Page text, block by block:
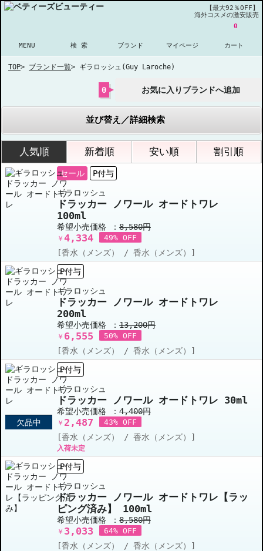
【最大92％OFF】
海外コスメの激安販売
MENU 検 索 ブランド マイページ
0
カート
TOP> ブランド一覧> ギラロッシュ(Guy Laroche)
0 お気に入りブランドへ追加
並び替え／詳細検索
人気順 新着順 安い順 割引順
セール P付与
ギラロッシュ
ドラッカー ノワール オードトワレ
100ml
希望小売価格 ： 8,580円
￥ 4,334 49% OFF
[香水（メンズ） / 香水（メンズ）]
P付与
ギラロッシュ
ドラッカー ノワール オードトワレ
200ml
希望小売価格 ： 13,200円
￥ 6,555 50% OFF
[香水（メンズ） / 香水（メンズ）]
欠品中
P付与
ギラロッシュ
ドラッカー ノワール オードトワレ 30ml
希望小売価格 ： 4,400円
￥ 2,487 43% OFF
[香水（メンズ） / 香水（メンズ）]
入荷未定
P付与
ギラロッシュ
ドラッカー ノワール オードトワレ【ラッ
ピング済み】 100ml
希望小売価格 ： 8,580円
￥ 3,033 64% OFF
[香水（メンズ） / 香水（メンズ）]